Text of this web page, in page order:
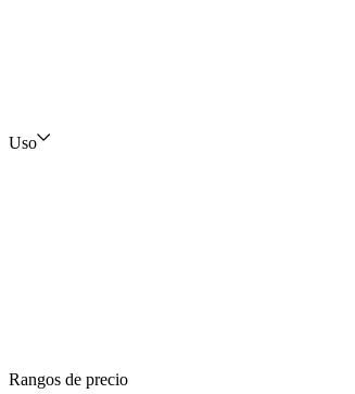
Uso
Rangos de precio